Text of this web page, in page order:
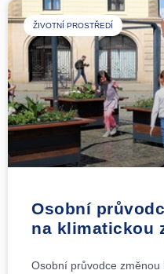
ŽIVOTNÍ PROSTŘEDÍ
Osobní
na klimatickou
Osobní průvodce změnou